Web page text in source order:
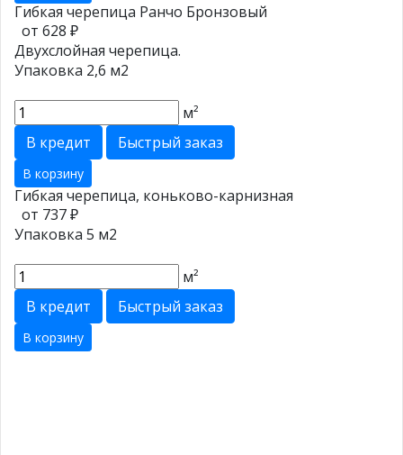
Гибкая черепица Ранчо Бронзовый
от 628 ₽
Двухслойная черепица.
Упаковка 2,6 м2
м²
В кредит
Быстрый заказ
В корзину
Гибкая черепица, коньково-карнизная
от 737 ₽
Упаковка 5 м2
м²
В кредит
Быстрый заказ
В корзину